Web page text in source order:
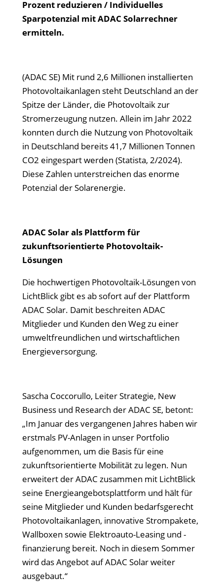
Prozent reduzieren / Individuelles
Sparpotenzial mit ADAC Solarrechner
ermitteln.
(ADAC SE) Mit rund 2,6 Millionen installierten
Photovoltaikanlagen steht Deutschland an der
Spitze der Länder, die Photovoltaik zur
Stromerzeugung nutzen. Allein im Jahr 2022
konnten durch die Nutzung von Photovoltaik
in Deutschland bereits 41,7 Millionen Tonnen
CO2 eingespart werden (Statista, 2/2024).
Diese Zahlen unterstreichen das enorme
Potenzial der Solarenergie.
ADAC Solar als Plattform für
zukunftsorientierte Photovoltaik-
Lösungen
Die hochwertigen Photovoltaik-Lösungen von
LichtBlick gibt es ab sofort auf der Plattform
ADAC Solar. Damit beschreiten ADAC
Mitglieder und Kunden den Weg zu einer
umweltfreundlichen und wirtschaftlichen
Energieversorgung.
Sascha Coccorullo, Leiter Strategie, New
Business und Research der ADAC SE, betont:
„Im Januar des vergangenen Jahres haben wir
erstmals PV-Anlagen in unser Portfolio
aufgenommen, um die Basis für eine
zukunftsorientierte Mobilität zu legen. Nun
erweitert der ADAC zusammen mit LichtBlick
seine Energieangebotsplattform und hält für
seine Mitglieder und Kunden bedarfsgerecht
Photovoltaikanlagen, innovative Strompakete,
Wallboxen sowie Elektroauto-Leasing und -
finanzierung bereit. Noch in diesem Sommer
wird das Angebot auf ADAC Solar weiter
ausgebaut.“